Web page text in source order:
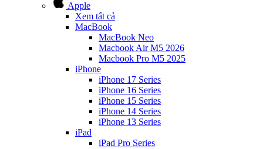
Apple
Xem tất cả
MacBook
MacBook Neo
Macbook Air M5 2026
Macbook Pro M5 2025
iPhone
iPhone 17 Series
iPhone 16 Series
iPhone 15 Series
iPhone 14 Series
iPhone 13 Series
iPad
iPad Pro Series